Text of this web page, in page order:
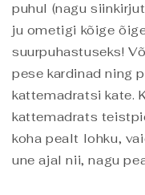
puhul (nagu
ju ometigi kõige
suurpuhastuseks!
pese kardinad ning
kattemadratsi kate.
kattemadrats
koha pealt lohku,
une ajal nii, nagu